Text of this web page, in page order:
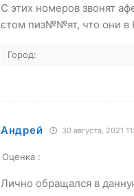
С этих номеров звонят
єтом пиз№№ят, что они в
Город:
Андрей 30 августа, 2021
Оценка :
Лично обращался в